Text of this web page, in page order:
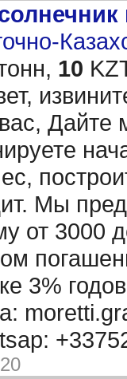
10
Дайте
Мы
от 3000
3%